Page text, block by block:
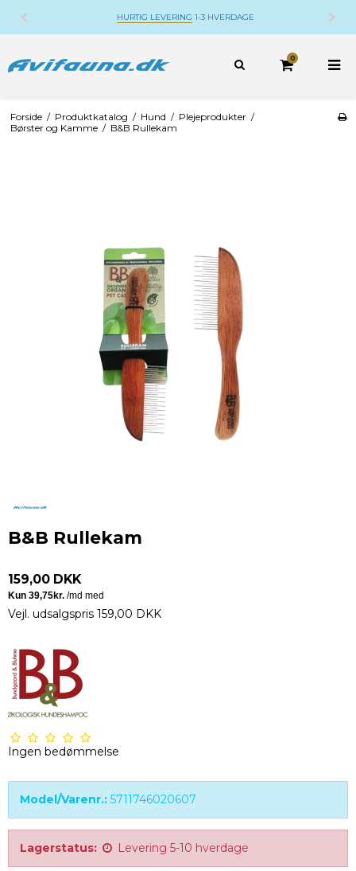
DANSK WEBSHOPBELIGGENDE PÅ DJURSLAND
0
Forside / Produktkatalog / Hund / Plejeprodukter /
Børster og Kamme / B&B Rullekam
B&B Rullekam
159,00 DKK
Vejl. udsalgspris 159,00 DKK
Ingen bedømmelse
Model/Varenr.: 5711746020607
Lagerstatus: Levering 5-10 hverdage